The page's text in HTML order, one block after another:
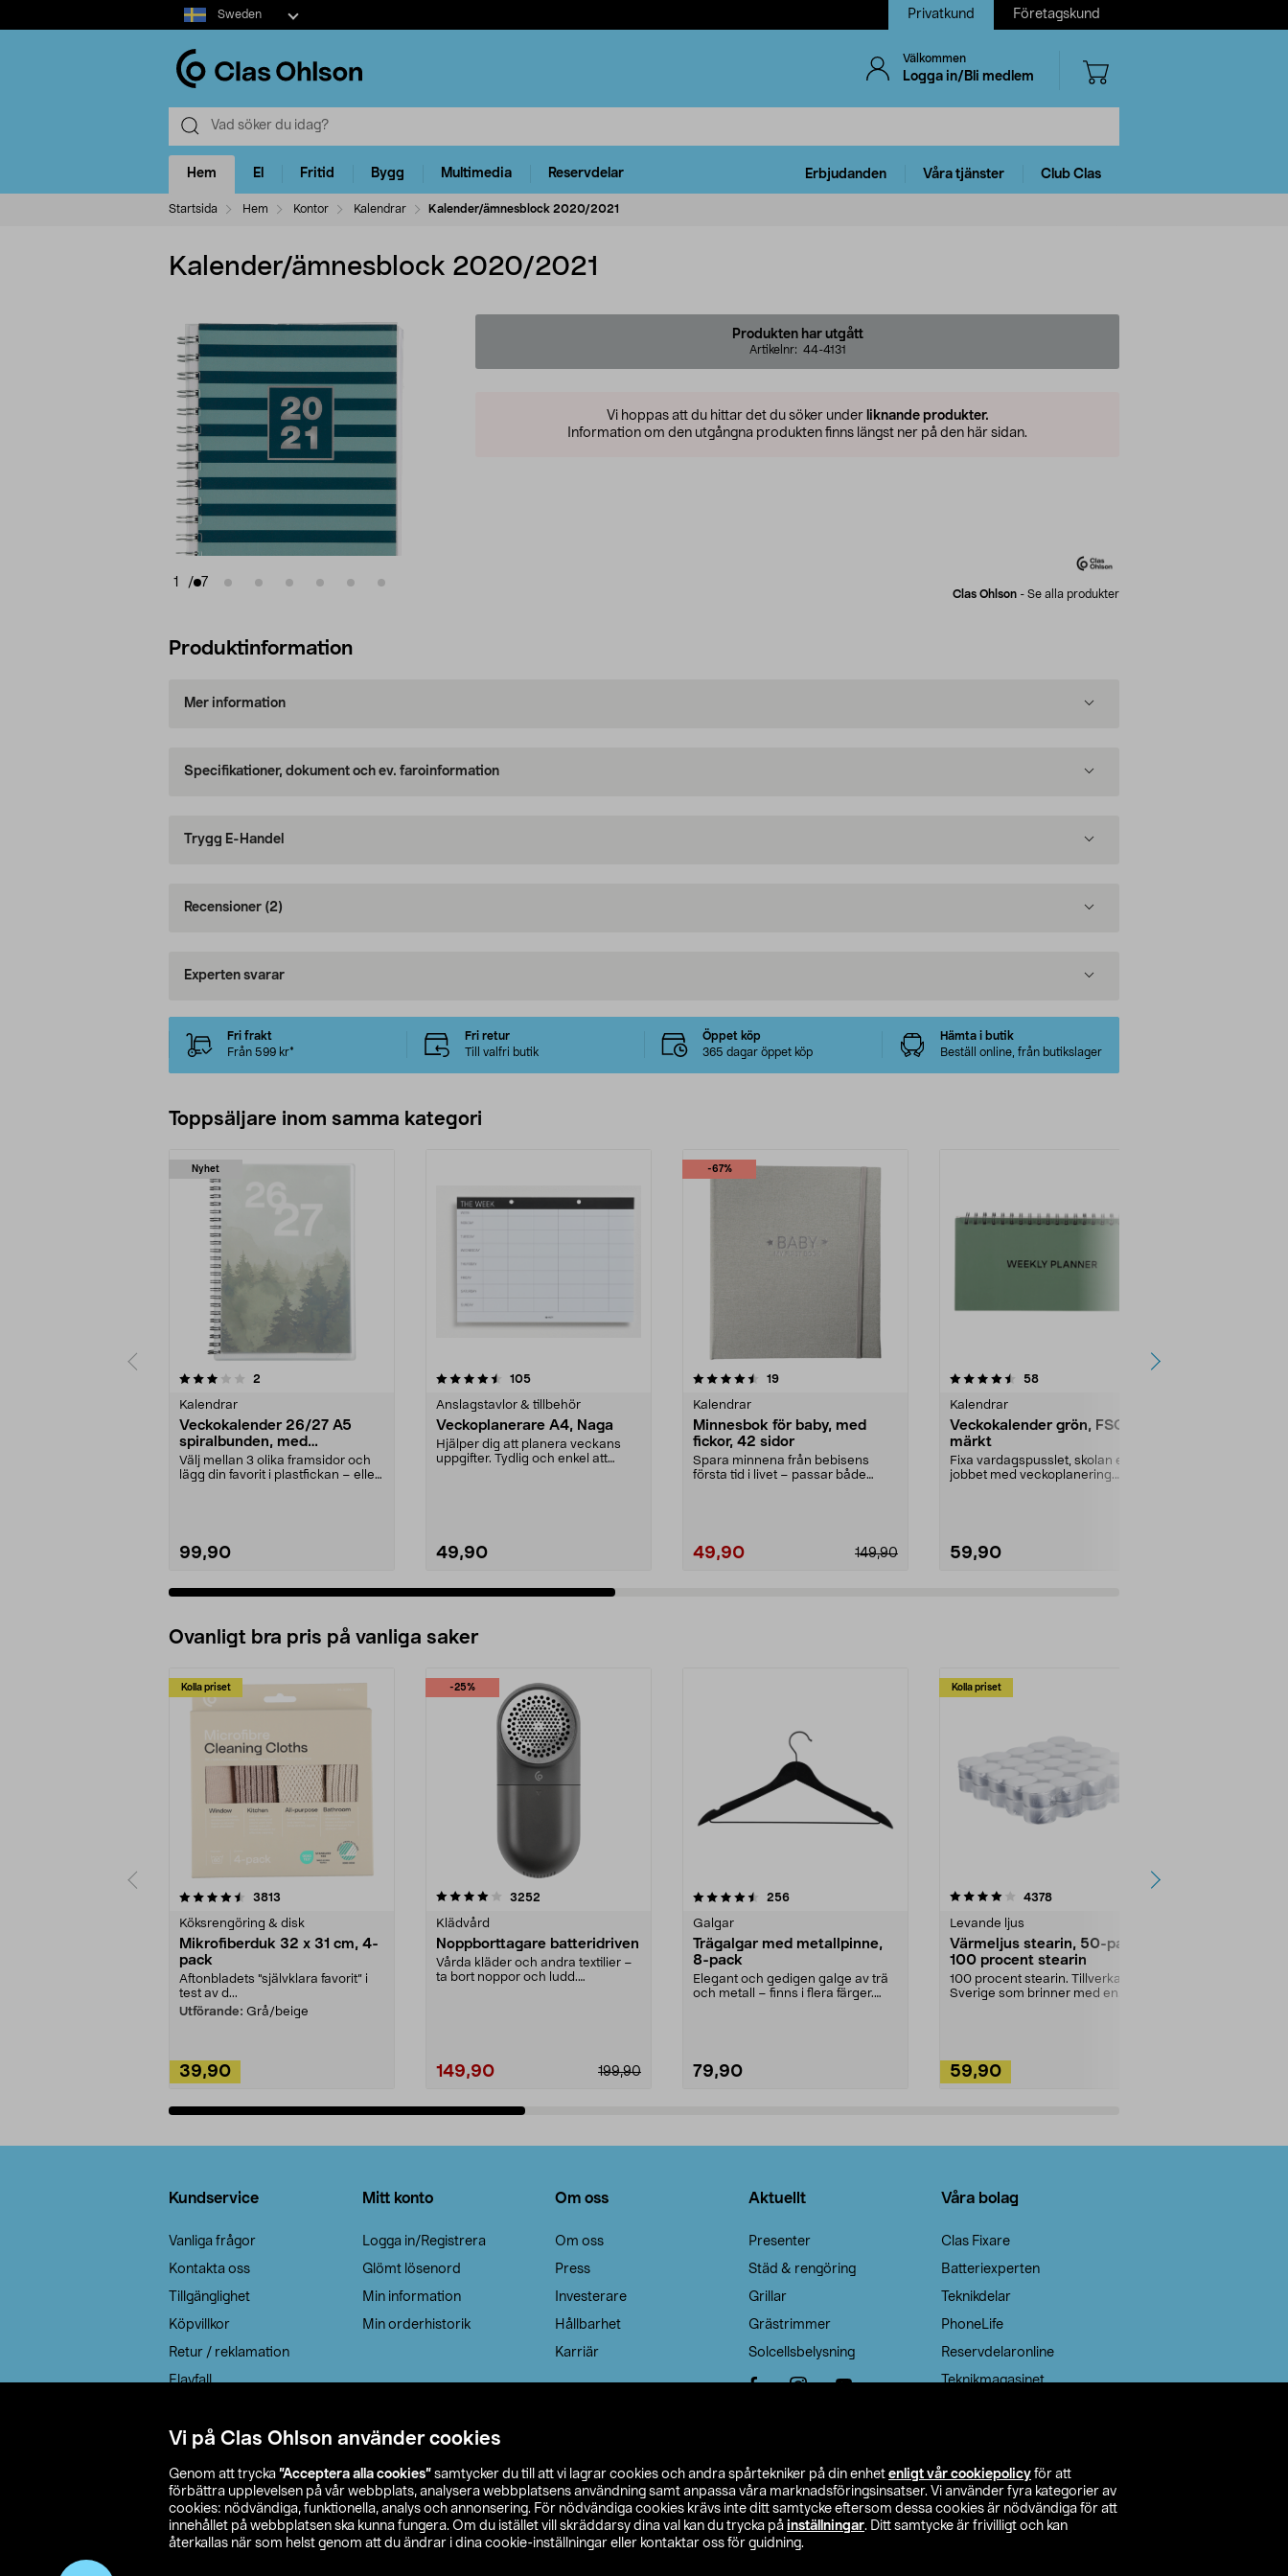
Vi på Clas Ohlson använder cookies
Genom att trycka ”Acceptera alla cookies” samtycker du till att vi lagrar cookies och andra spårtekniker på din enhet enligt vår cookiepolicy för att
förbättra upplevelsen på vår webbplats, analysera webbplatsens användning samt anpassa våra marknadsföringsinsatser. Vi använder fyra kategorier av
cookies: nödvändiga, funktionella, analys och annonsering. För nödvändiga cookies krävs inte ditt samtycke eftersom dessa cookies är nödvändiga för att
innehållet på webbplatsen ska kunna fungera. Om du istället vill skräddarsy dina val kan du trycka på inställningar. Ditt samtycke är frivilligt och kan
återkallas när som helst genom att du ändrar i dina cookie-inställningar eller kontaktar oss för guidning.
Select
market
Sweden Privatkund Företagskund
Välkommen
Logga in/Bli medlem
Hem El Fritid Bygg Multimedia Reservdelar Erbjudanden Våra tjänster Club Clas
Startsida Hem Kontor Kalendrar Kalender/ämnesblock 2020/2021
Kalender/ämnesblock 2020/2021
1 / 7
Produkten har utgått
Artikelnr: 44-4131
Vi hoppas att du hittar det du söker under liknande produkter.
Information om den utgångna produkten finns längst ner på den här sidan.
Clas Ohlson - Se alla produkter
Produktinformation
Mer information
Specifikationer, dokument och ev. faroinformation
Trygg E-Handel
Recensioner (2)
Experten svarar
Fri frakt
Från 599 kr*
Fri retur
Till valfri butik
Öppet köp
365 dagar öppet köp
Hämta i butik
Beställ online, från butikslager
Toppsäljare inom samma kategori
Nyhet
2
Kalendrar
Veckokalender 26/27 A5
spiralbunden, med
högtidsdagar
Välj mellan 3 olika framsidor och
lägg din favorit i plastfickan – eller
99,90
4.5 av 5 stjärnor 105recensioner
Anslagstavlor & tillbehör
Veckoplanerare A4, Naga
Hjälper dig att planera veckans
uppgifter. Tydlig och enkel att
49,90
-67%
4.5 av 5 stjärnor 19recensioner
Kalendrar
Minnesbok för baby, med
fickor, 42 sidor
Spara minnena från bebisens
första tid i livet – passar både
49,90 149,90
4.5 av 5 stjärnor 58recensioner
Kalendrar
Veckokalender grön, FSC-
märkt
Fixa vardagspusslet, skolan eller
jobbet med veckoplanering.
59,90
4.5 av 5 stjärnor
Ovanligt bra pris på vanliga saker
Kolla priset
3813
Köksrengöring & disk
Mikrofiberduk 32 x 31 cm, 4-
pack
Aftonbladets "självklara favorit” i
test av d...
Utförande: Grå/beige
39,90
-25%
4.0av 5 stjärnor 3252
Klädvård
Noppborttagare batteridriven
Vårda kläder och andra textilier –
ta bort noppor och ludd.
199,90
149,90
4.5av 5 stjärnor 256recensioner
Galgar
Trägalgar med metallpinne,
8-pack
Elegant och gedigen galge av trä
och metall – finns i flera färger.
79,90
Kolla priset
4.0av 5 stjärnor 4378recensioner
Levande ljus
Värmeljus stearin, 50-pack,
100 procent stearin
100 procent stearin. Tillverkade i
Sverige som brinner med en
59,90
4.5av 5 stjärnor
Kundservice
Vanliga frågor
Kontakta oss
Tillgänglighet
Köpvillkor
Retur / reklamation
Elavfall
Leveransalternativ
Mitt konto
Logga in/Registrera
Glömt lösenord
Min information
Min orderhistorik
Om oss
Om oss
Press
Investerare
Hållbarhet
Karriär
Aktuellt
Presenter
Städ & rengöring
Grillar
Grästrimmer
Solcellsbelysning
Våra bolag
Clas Fixare
Batteriexperten
Teknikdelar
PhoneLife
Reservdelaronline
Teknikmagasinet